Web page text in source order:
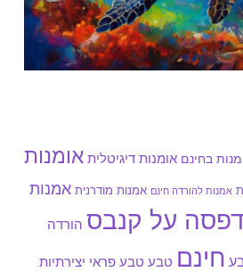
בחינם אומנות דיגיטלית אומנות
אמנות להורדה חינם אמנות מודרנית אמנות
על קנבס הורדה
חינם טבע טבע פראי יצירתיות